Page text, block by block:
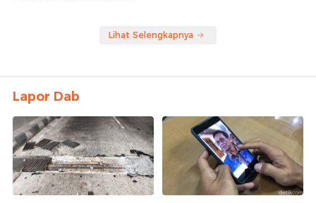
Lihat Selengkapnya
Lapor Dab